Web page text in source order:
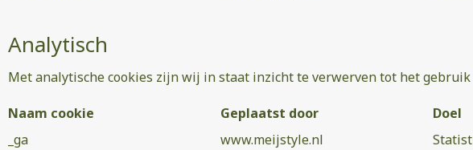
Analytisch
Met analytische cookies zijn wij in staat inzicht te verwerven tot het
Naam cookie Geplaatst door Doel
_ga
www.meijstyle.nl